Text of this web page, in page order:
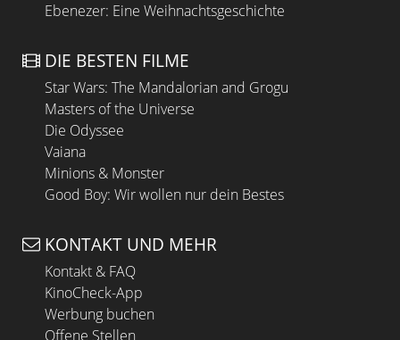
Ebenezer: Eine Weihnachtsgeschichte
DIE BESTEN FILME
Star Wars: The Mandalorian and Grogu
Masters of the Universe
Die Odyssee
Vaiana
Minions & Monster
Good Boy: Wir wollen nur dein Bestes
KONTAKT UND MEHR
Kontakt & FAQ
KinoCheck-App
Werbung buchen
Offene Stellen